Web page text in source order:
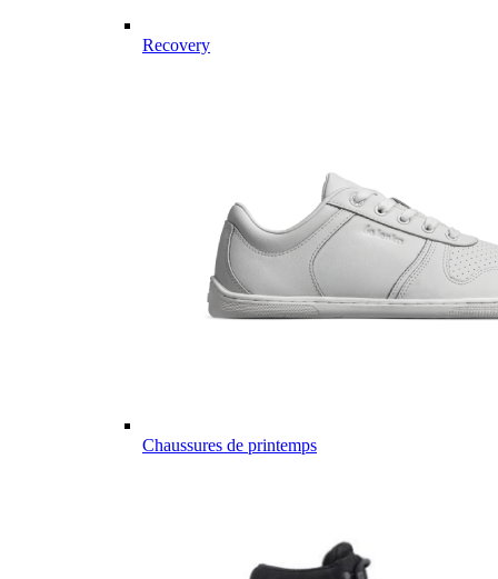
Recovery
Chaussures de printemps